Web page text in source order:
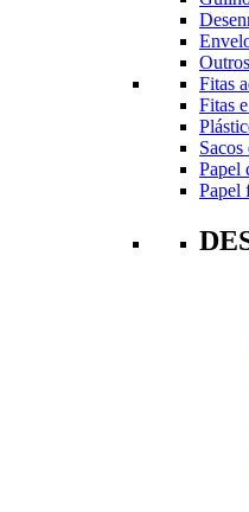
Fitas
Fitas
Papel
Papel